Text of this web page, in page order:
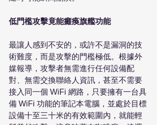
低門檻攻擊竟能癱瘓旗艦功能
最讓人感到不安的，或許不是漏洞的技
術難度，而是攻擊的門檻極低。根據外
媒報導，攻擊者無需進行任何設備配
對、無需交換聯絡人資訊，甚至不需要
接入同一個 WiFi 網路，只要擁有一台具
備 WiFi 功能的筆記本電腦，並處於目標
設備十至三十米的有效範圍內，就能輕